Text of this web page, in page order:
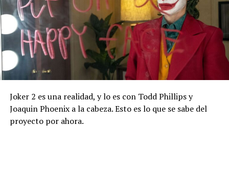
Joker 2 es una realidad, y lo es con Todd Phillips y
Joaquin Phoenix a la cabeza. Esto es lo que se sabe del
proyecto por ahora.